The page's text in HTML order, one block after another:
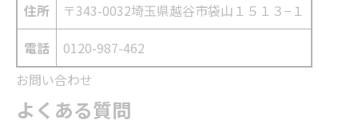
住所
〒343-0032埼玉県越谷市袋山１５１３−１
電話
0120-987-462
お問い合わせ
よくある質問